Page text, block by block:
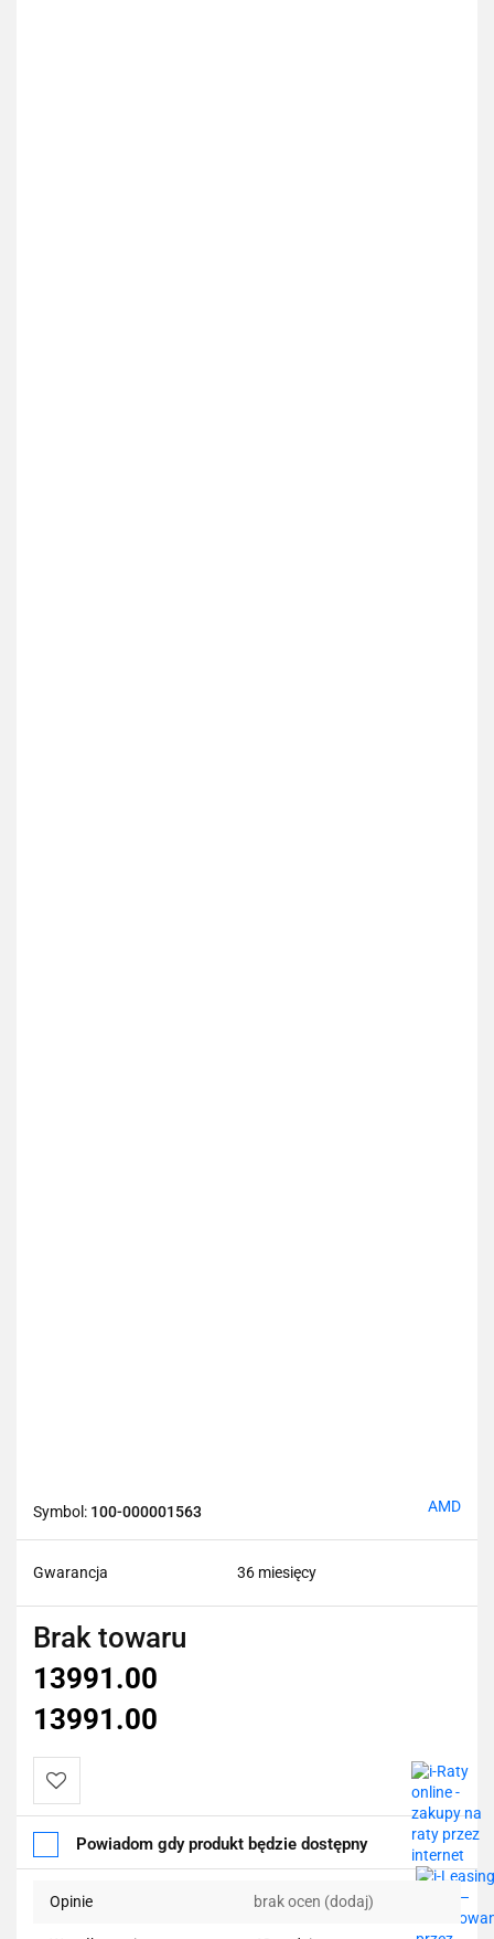
Symbol: 100-000001563 AMD
Gwarancja 36 miesięcy
Brak towaru
13991.00
13991.00
Do
przechowalni
Powiadom gdy produkt będzie dostępny
Opinie brak ocen (dodaj)